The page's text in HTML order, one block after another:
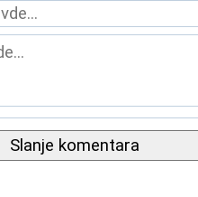
Slanje komentara